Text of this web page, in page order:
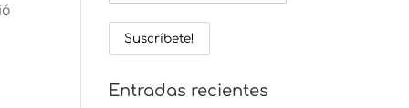
Entradas recientes